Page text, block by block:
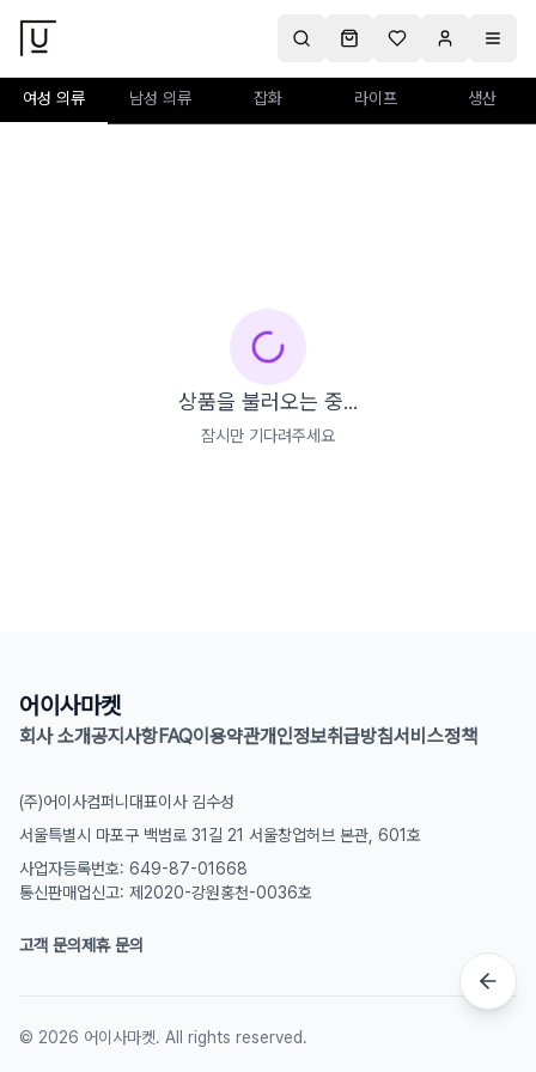
여성 의류 남성 의류 잡화 라이프 생산
상품을 불러오는 중...
잠시만 기다려주세요
어이사마켓
회사 소개공지사항FAQ이용약관개인정보취급방침서비스정책
(주)어이사컴퍼니 대표이사 김수성
서울특별시 마포구 백범로 31길 21 서울창업허브 본관, 601호
사업자등록번호: 649-87-01668
통신판매업신고: 제2020-강원홍천-0036호
고객 문의제휴 문의
© 2026 어이사마켓. All rights reserved.